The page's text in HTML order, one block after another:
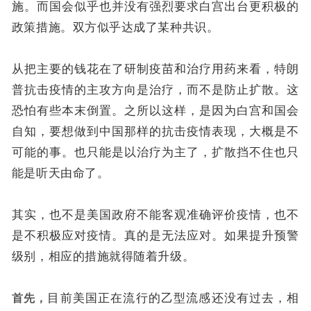
施。而国会似乎也并没有强烈要求白宫出台更积极的
政策措施。双方似乎达成了某种共识。
从把主要的钱花在了研制疫苗和治疗用药来看，特朗
普抗击疫情的主攻方向是治疗，而不是防止扩散。这
恐怕有些本末倒置。之所以这样，是因为白宫和国会
自知，要想做到中国那样的抗击疫情表现，大概是不
可能的事。也只能是以治疗为主了，扩散挡不住也只
能是听天由命了。
其实，也不是美国政府不能客观准确评价疫情，也不
是不积极应对疫情。真的是无法应对。如果提升预警
级别，相应的措施就得随着升级。
首先， 目前美国正在流行的乙型流感还没有过去，相